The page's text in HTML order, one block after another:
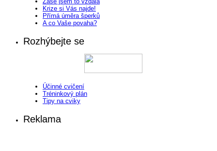
Krize si Vás najde!
Přímá úměra šperků
A co Vaše povaha?
Rozhýbejte se
Účinné cvičení
Tréninkový plán
Tipy na cviky
Reklama